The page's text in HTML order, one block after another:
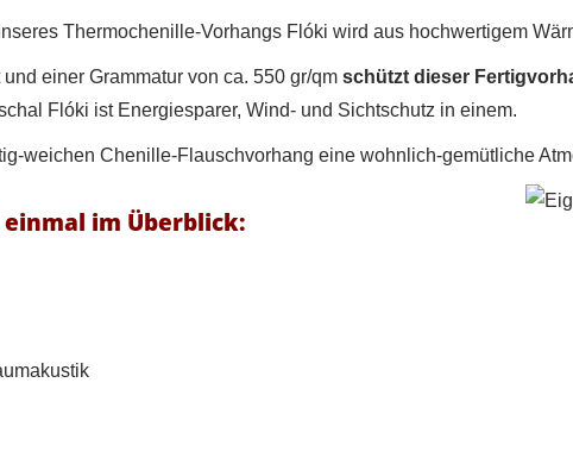
Thermochenille-Vorhangs Flóki wird aus hochwertigem
einer Grammatur von ca. 550 gr/qm schützt dieser
Flóki ist Energiesparer, Wind- und Sichtschutz in einem.
weichen Chenille-Flauschvorhang eine wohnlich-gemütliche
im Überblick: